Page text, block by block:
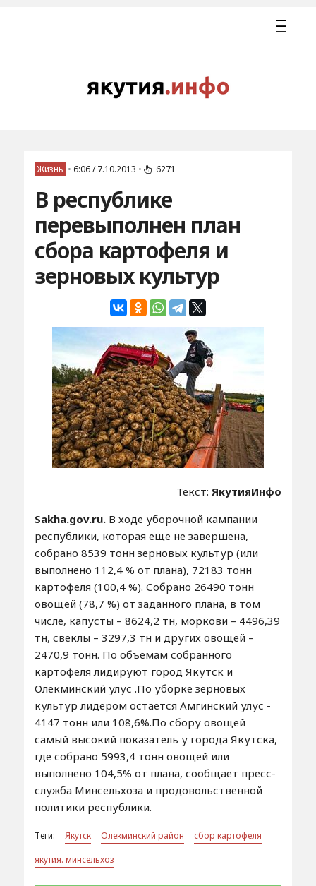
Жизнь • 6:06 / 7.10.2013 • 6271
В республике
перевыполнен план
сбора картофеля и
зерновых культур
Текст:ЯкутияИнфо
Sakha.gov.ru. В ходе уборочной кампании
республики, которая еще не завершена,
собрано 8539 тонн зерновых культур (или
выполнено 112,4 % от плана), 72183 тонн
картофеля (100,4 %). Собрано 26490 тонн
овощей (78,7 %) от заданного плана, в том
числе, капусты – 8624,2 тн, моркови – 4496,39
тн, свеклы – 3297,3 тн и других овощей –
2470,9 тонн. По объемам собранного
картофеля лидируют город Якутск и
Олекминский улус .По уборке зерновых
культур лидером остается Амгинский улус -
4147 тонн или 108,6%.По сбору овощей
самый высокий показатель у города Якутска,
где собрано 5993,4 тонн овощей или
выполнено 104,5% от плана, сообщает пресс-
служба Минсельхоза и продовольственной
политики республики.
Теги: Якутск Олекминский район
сбор картофеля
якутия. минсельхоз